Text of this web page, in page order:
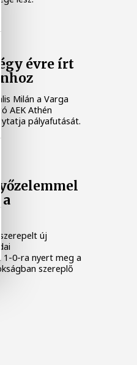
évre írt
Milán a Varga
AEK Athén
pályafutását.
új
1-0-ra nyert meg a
szereplő